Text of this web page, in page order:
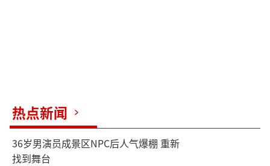
热点新闻
36岁男演员成景区NPC后人气爆棚 重新
找到舞台